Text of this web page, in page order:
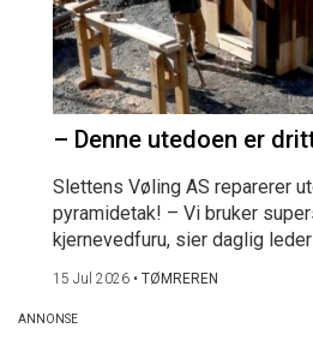
– Denne utedoen er
Slettens Vøling AS reparerer
pyramidetak! – Vi bruker
kjernevedfuru, sier daglig
15 Jul 2026 • TØMREREN